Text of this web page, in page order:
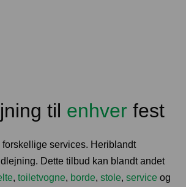
til enhver fest​
services. Heriblandt
Dette tilbud kan blandt andet
, toiletvogne, borde, stole, service og